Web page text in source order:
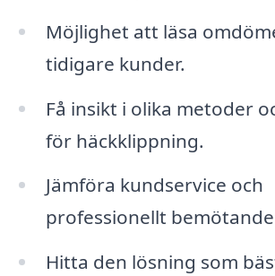
Möjlighet att läsa
tidigare kunder.
Få insikt i olika metoder
för häckklippning.
Jämföra kundservice och
professionellt
Hitta den lösning som